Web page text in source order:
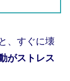
、すぐに壊
がストレス